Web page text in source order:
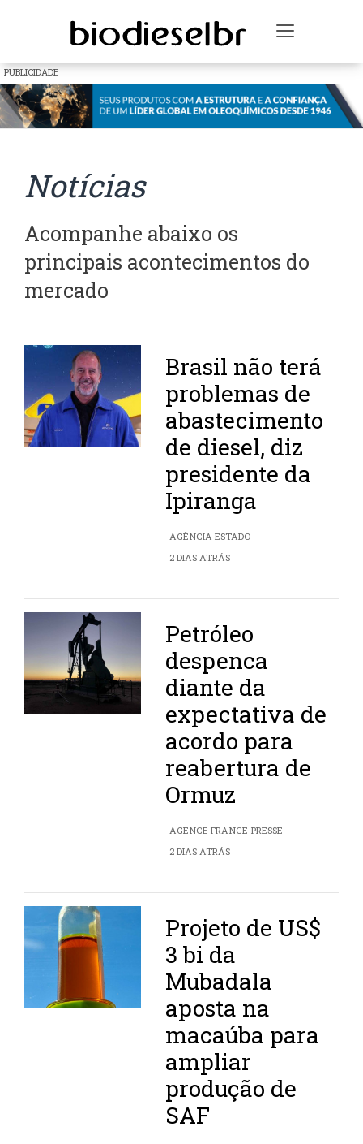
Toggle
PUBLICIDADE
Notícias
Acompanhe abaixo os
principais acontecimentos do
mercado
Brasil não terá
problemas de
abastecimento
de diesel, diz
presidente da
Ipiranga
AGÊNCIA ESTADO
2 DIAS ATRÁS
Petróleo
despenca
diante da
expectativa de
acordo para
reabertura de
Ormuz
AGENCE FRANCE-PRESSE
2 DIAS ATRÁS
Projeto de US$
3 bi da
Mubadala
aposta na
macaúba para
ampliar
produção de
SAF